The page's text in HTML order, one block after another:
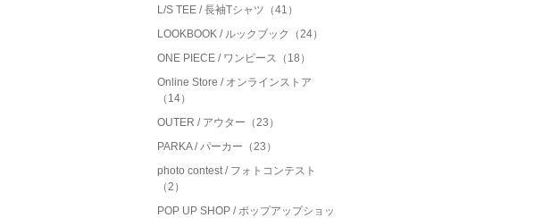
L/S TEE / 長袖Tシャツ（41）
LOOKBOOK / ルックブック（24）
ONE PIECE / ワンピース（18）
Online Store / オンラインストア
（14）
OUTER / アウター（23）
PARKA / パーカー（23）
photo contest / フォトコンテスト
（2）
POP UP SHOP / ポップアップショッ